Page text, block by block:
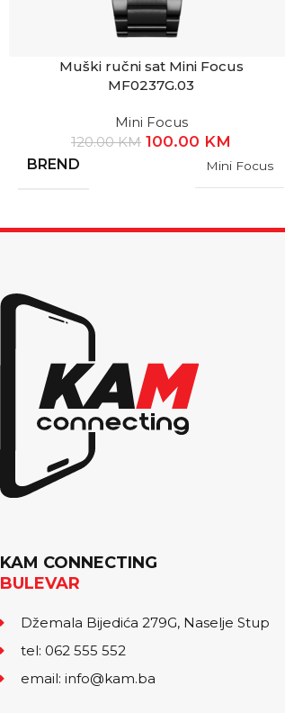
Muški ručni sat Mini Focus
MF0237G.03
Mini Focus
120.00KM 100.00 KM
BREND Mini Focus
KAM CONNECTING
BULEVAR
Džemala Bijedića 279G, Naselje Stup
tel: 062 555 552
email: info@kam.ba